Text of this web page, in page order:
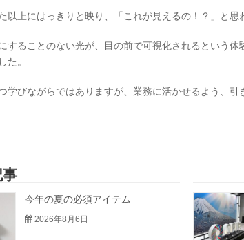
以上にはっきりと映り、「これが見えるの！？」と思
することのない光が、目の前で可視化されるという
た。
学びながらではありますが、業務に活かせるよう、
事
今年の夏の必須アイテム
2026年8月6日